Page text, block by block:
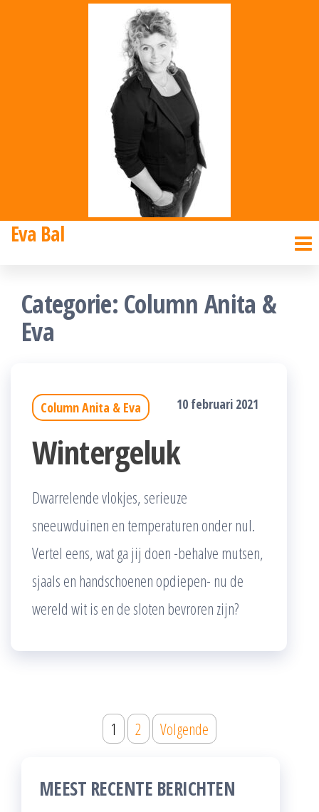
Eva Bal
Categorie: Column Anita &
Eva
Column Anita & Eva 10 februari 2021
Wintergeluk
Dwarrelende vlokjes, serieuze
sneeuwduinen en temperaturen onder nul.
Vertel eens, wat ga jij doen -behalve mutsen,
sjaals en handschoenen opdiepen- nu de
wereld wit is en de sloten bevroren zijn?
paginering
1 2 Volgende
MEEST RECENTE BERICHTEN